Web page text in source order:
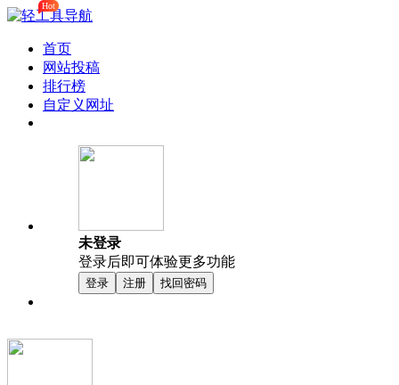
首页
网站投稿
排行榜
Hot
自定义网址
未登录
登录后即可体验更多功能
登录 注册 找回密码